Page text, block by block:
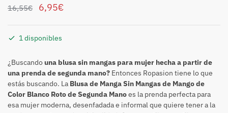
16,55€ 6,95€
1 disponibles
¿Buscando una blusa sin mangas para mujer hecha a partir de
una prenda de segunda mano? Entonces Ropasion tiene lo que
estás buscando. La Blusa de Manga Sin Mangas de Mango de
Color Blanco Roto de Segunda Manoes la prenda perfecta para
esa mujer moderna, desenfadada e informal que quiere tener a la